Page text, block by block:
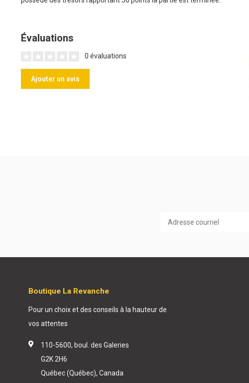
Évaluations
0 évaluations
Ajouter un avis
Boutique La Revanche
Pour un choix et des conseils à la hauteur de
vos attentes
110-5600, boul. des Galeries
G2K 2H6
Québec (Québec), Canada